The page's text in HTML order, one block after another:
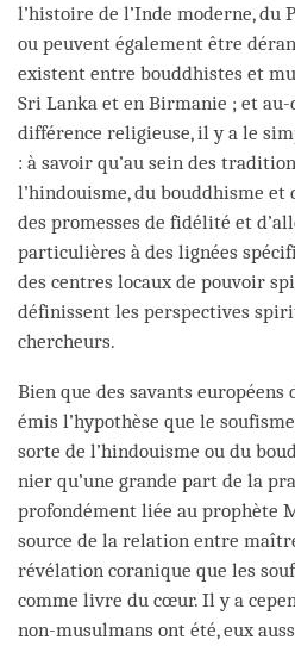
l’histoire de l’Inde moderne, du
ou peuvent également être
existent entre bouddhistes et
Sri Lanka et en Birmanie ; et
différence religieuse, il y a le
: à savoir qu’au sein des
l’hindouisme, du bouddhisme et
des promesses de fidélité et
particulières à des lignées
des centres locaux de pouvoir
définissent les perspectives
chercheurs.
Bien que des savants
émis l’hypothèse que le
sorte de l’hindouisme ou du
nier qu’une grande part de la
profondément liée au prophète
source de la relation entre
révélation coranique que les
comme livre du cœur. Il y a
non-musulmans ont été, eux